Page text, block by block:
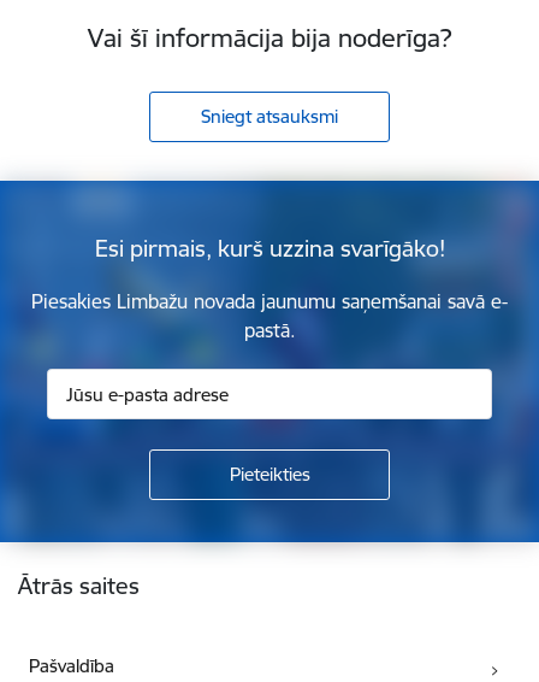
Vai šī informācija bija noderīga?
Sniegt atsauksmi
Esi pirmais, kurš uzzina svarīgāko!
Piesakies Limbažu novada jaunumu saņemšanai savā e-
pastā.
Kājene
Ātrās saites
Pašvaldība